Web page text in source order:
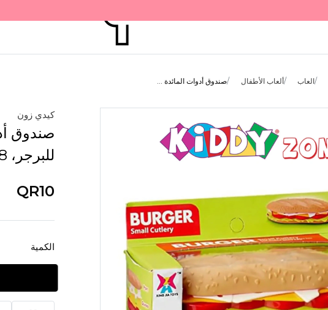
العاب ألعاب الأطفال صندوق أدوات المائدة ...
كيدي زون
صندوق
للبرجر، 18 قطعة
QR10
الكمية